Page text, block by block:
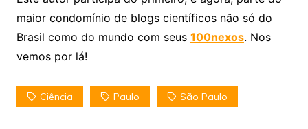
maior condomínio de blogs científicos não só do
Brasil como do mundo com seus 100nexos. Nos
vemos por lá!
Ciência Paulo São Paulo